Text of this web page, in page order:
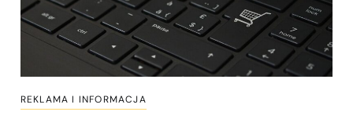
REKLAMA I INFORMACJA